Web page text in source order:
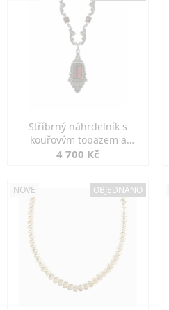
Stříbrný náhrdelník s
kouřovým topazem a
markazity
4 700 Kč
NOVÉ OBJEDNÁNO